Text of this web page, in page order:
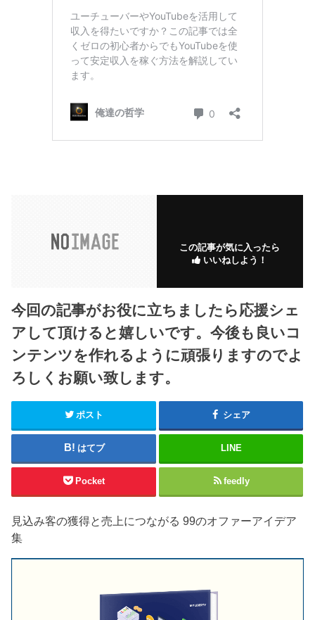
この記事が気に入ったら
いいねしよう！
今回の記事がお役に立ちましたら応援シェ
アして頂けると嬉しいです。今後も良いコ
ンテンツを作れるように頑張りますのでよ
ろしくお願い致します。
ポスト シェア
はてブ LINE
Pocket feedly
見込み客の獲得と売上につながる 99のオファーアイデア
集